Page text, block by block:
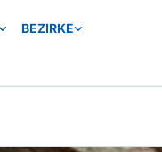
BEZIRKE